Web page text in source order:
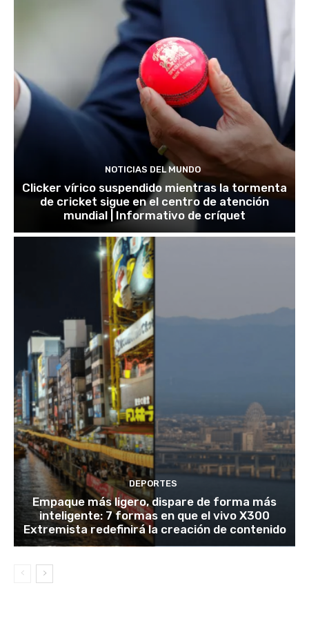
NOTICIAS DEL MUNDO
Clicker vírico suspendido mientras la tormenta
de cricket sigue en el centro de atención
mundial | Informativo de críquet
DEPORTES
Empaque más ligero, dispare de forma más
inteligente: 7 formas en que el vivo X300
Extremista redefinirá la creación de contenido